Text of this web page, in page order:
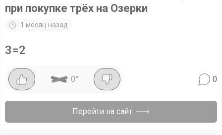
при покупке трёх на Озерки
1 месяц назад
3=2
0° 0
Перейти на сайт